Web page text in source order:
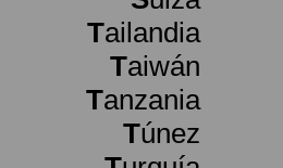
Tailandia
Taiwán
Tanzania
Túnez